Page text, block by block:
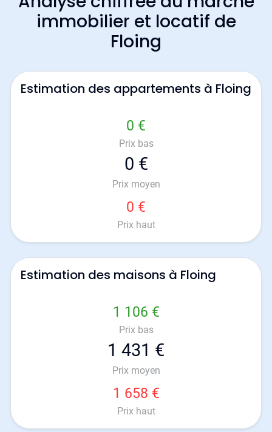
immobilier et locatif de
Floing
Estimation des appartements à Floing
0 €
Prix bas
0 €
Prix moyen
0 €
Prix haut
Estimation des maisons à Floing
1 106 €
Prix bas
1 431 €
Prix moyen
1 658 €
Prix haut